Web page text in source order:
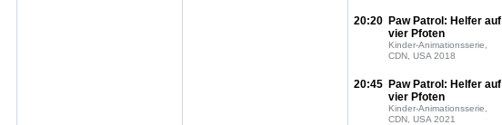
20:20 Paw Patrol: Helfer auf
vier Pfoten
Kinder-Animationsserie,
CDN, USA 2018
20:45 Paw Patrol: Helfer auf
vier Pfoten
Kinder-Animationsserie,
CDN, USA 2021